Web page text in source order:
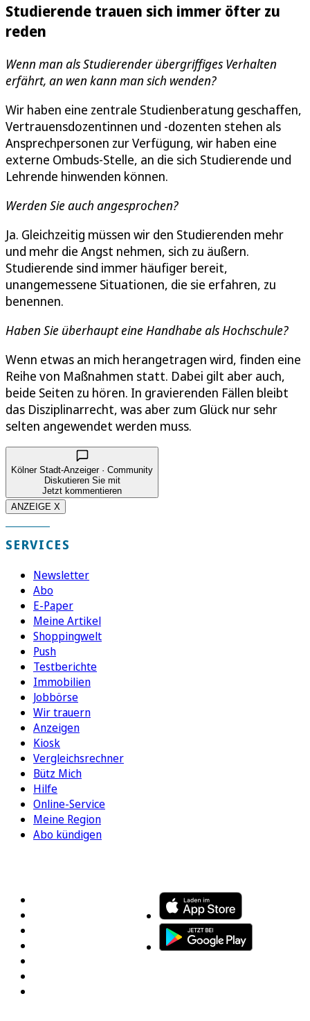
Studierende trauen sich immer öfter zu
reden
Wenn man als Studierender übergriffiges Verhalten
erfährt, an wen kann man sich wenden?
Wir haben eine zentrale Studienberatung geschaffen,
Vertrauensdozentinnen und -dozenten stehen als
Ansprechpersonen zur Verfügung, wir haben eine
externe Ombuds-Stelle, an die sich Studierende und
Lehrende hinwenden können.
Werden Sie auch angesprochen?
Ja. Gleichzeitig müssen wir den Studierenden mehr
und mehr die Angst nehmen, sich zu äußern.
Studierende sind immer häufiger bereit,
unangemessene Situationen, die sie erfahren, zu
benennen.
Haben Sie überhaupt eine Handhabe als Hochschule?
Wenn etwas an mich herangetragen wird, finden eine
Reihe von Maßnahmen statt. Dabei gilt aber auch,
beide Seiten zu hören. In gravierenden Fällen bleibt
das Disziplinarrecht, was aber zum Glück nur sehr
selten angewendet werden muss.
Kölner Stadt-Anzeiger · Community
Diskutieren Sie mit
Jetzt kommentieren
ANZEIGE X
SERVICES
Newsletter
Abo
E-Paper
Meine Artikel
Shoppingwelt
Push
Testberichte
Immobilien
Jobbörse
Wir trauern
Anzeigen
Kiosk
Vergleichsrechner
Bütz Mich
Hilfe
Online-Service
Meine Region
Abo kündigen